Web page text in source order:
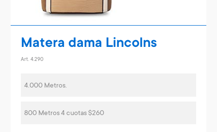
Matera dama Lincolns
Art. 4.290
4.000 Metros.
800 Metros 4 cuotas $260